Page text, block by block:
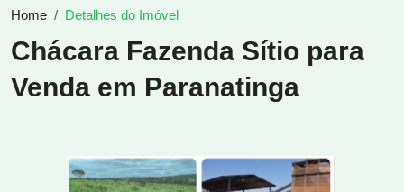
Home Detalhes do Imóvel
Chácara Fazenda Sítio para
Venda em Paranatinga